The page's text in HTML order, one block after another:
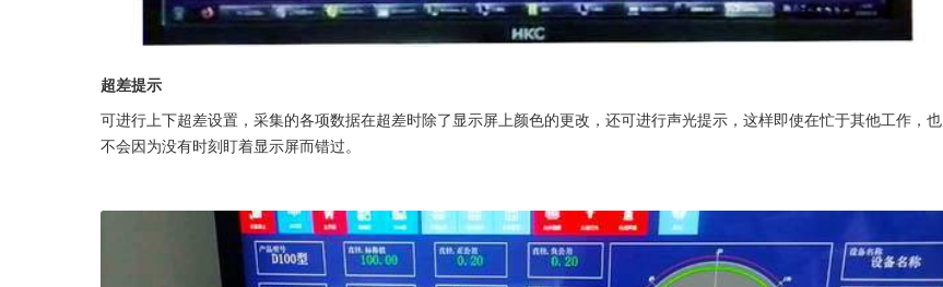
超差提示
可进行上下超差设置，采集的各项数据在超差时除了显示屏上颜色的更改，还可进行声光提示，这样即使在忙于其他工作，也
不会因为没有时刻盯着显示屏而错过。